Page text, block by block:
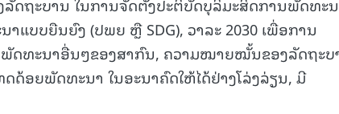
ດຖະບານ ໃນການຈັດຕັ້ງປະຕິບັດບຸລິມະສິດການພັດທະ
ແບບຍືນຍົງ (ປພຍ ຫຼື SDG), ວາລະ 2030 ເພື່ອການ
ດທະນາອື່ນໆຂອງສາກົນ, ຄວາມໝາຍໝັ້ນຂອງລັດຖະບ
ດ້ອຍພັດທະນາ ໃນອະນາຄົດໃຫ້ໄດ້ຢ່າງໂລ່ງລ່ຽນ, ມີ